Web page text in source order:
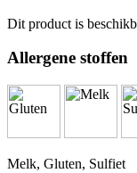
Dit product is
Allergene stoffen
Melk, Gluten, Sulfiet